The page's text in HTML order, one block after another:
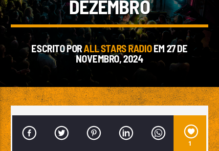
FAIXA ATUAL
KUIAMA
ELECTRIC LIGHT ORCHESTRA
Emissão da All Stars Radio
DEZEMBRO
ESCRITO PORALL STARS RADIOEM 27 DE
NOVEMBRO, 2024
1